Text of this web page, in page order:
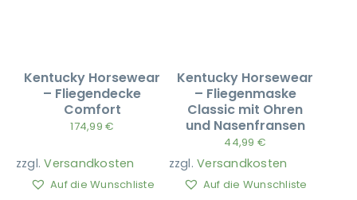
Kentucky Horsewear
– Fliegendecke
Comfort
174,99€
zzgl.Versandkosten
Auf die Wunschliste
Kentucky Horsewear
– Fliegenmaske
Classic mit Ohren
und Nasenfransen
44,99 €
zzgl.Versandkosten
Auf die Wunschliste